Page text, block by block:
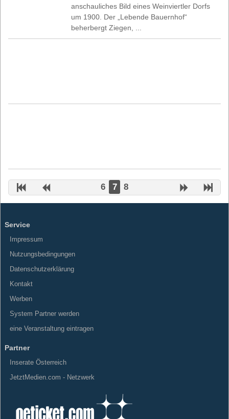
anschauliches Bild eines Weinviertler Dorfs
um 1900. Der „Lebende Bauernhof“
beherbergt Ziegen, ...
6 7 8
Service
Impressum
Nutzungsbedingungen
Datenschutzerklärung
Kontakt
Werben
System Partner werden
eine Veranstaltung eintragen
Partner
Inserate Österreich
JetztMedien.com - Netzwerk